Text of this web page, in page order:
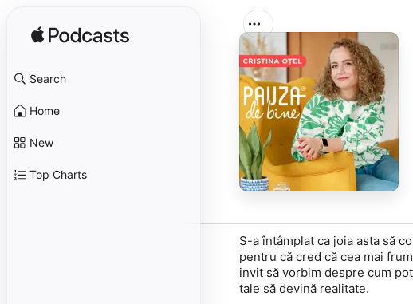
Search
Home
New
Top Charts
S-a întâmplat ca joia asta să
pentru că cred că cea mai
invit să vorbim despre cum
tale să devină realitate.